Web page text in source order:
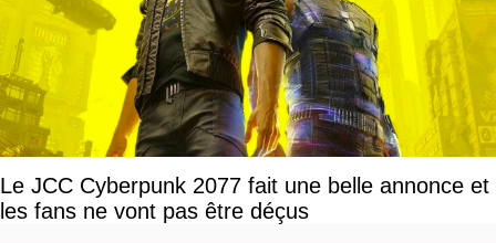
Le JCC Cyberpunk 2077 fait une belle annonce et
les fans ne vont pas être déçus